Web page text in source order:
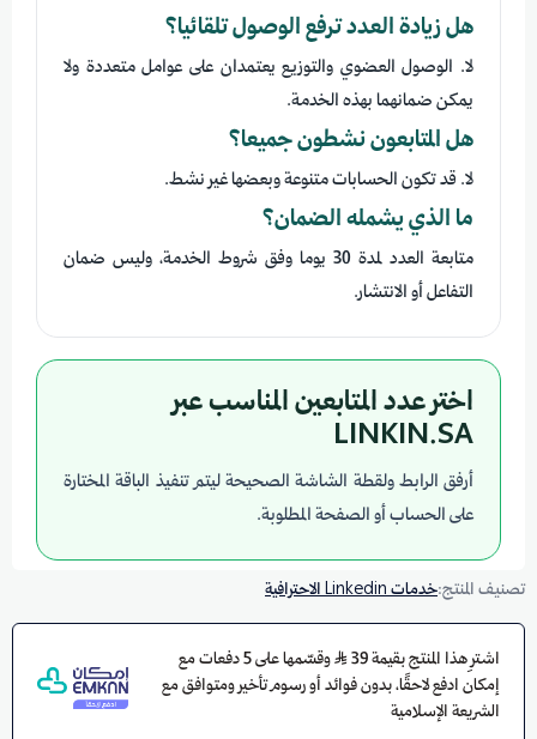
هل زيادة العدد ترفع الوصول تلقائيا؟
لا. الوصول العضوي والتوزيع يعتمدان على عوامل متعددة ولا
يمكن ضمانهما بهذه الخدمة.
هل المتابعون نشطون جميعا؟
لا. قد تكون الحسابات متنوعة وبعضها غير نشط.
ما الذي يشمله الضمان؟
متابعة العدد لمدة 30 يوما وفق شروط الخدمة، وليس ضمان
التفاعل أو الانتشار.
اختر عدد المتابعين المناسب عبر
LINKIN.SA
أرفق الرابط ولقطة الشاشة الصحيحة ليتم تنفيذ الباقة المختارة
على الحساب أو الصفحة المطلوبة.
تصنيف المنتج:خدمات Linkedin الاحترافية
اشترِ هذا المنتج بقيمة 39
وقسّمها على 5 دفعات مع
إمكان ادفع لاحقًا، بدون فوائد أو رسوم تأخير ومتوافق مع
الشريعة الإسلامية